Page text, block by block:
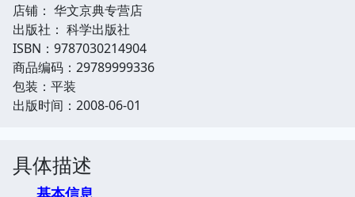
店铺： 华文京典专营店
出版社： 科学出版社
ISBN：9787030214904
商品编码：29789999336
包装：平装
出版时间：2008-06-01
具体描述
基本信息